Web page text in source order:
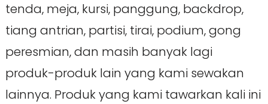
tenda, meja, kursi, panggung, backdrop,
tiang antrian, partisi, tirai, podium, gong
peresmian, dan masih banyak lagi
produk-produk lain yang kami sewakan
lainnya. Produk yang kami tawarkan kali ini